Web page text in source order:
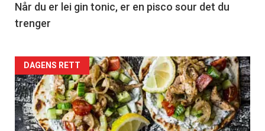
Når du er lei gin tonic, er en pisco sour det du
trenger
Forsiden
akkurat
nå
DAGENS RETT